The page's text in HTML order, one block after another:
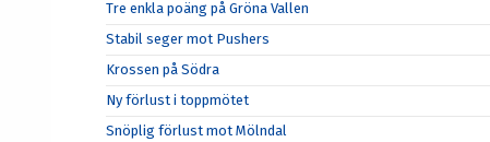
Tre enkla poäng på Gröna Vallen
Stabil seger mot Pushers
Krossen på Södra
Ny förlust i toppmötet
Snöplig förlust mot Mölndal